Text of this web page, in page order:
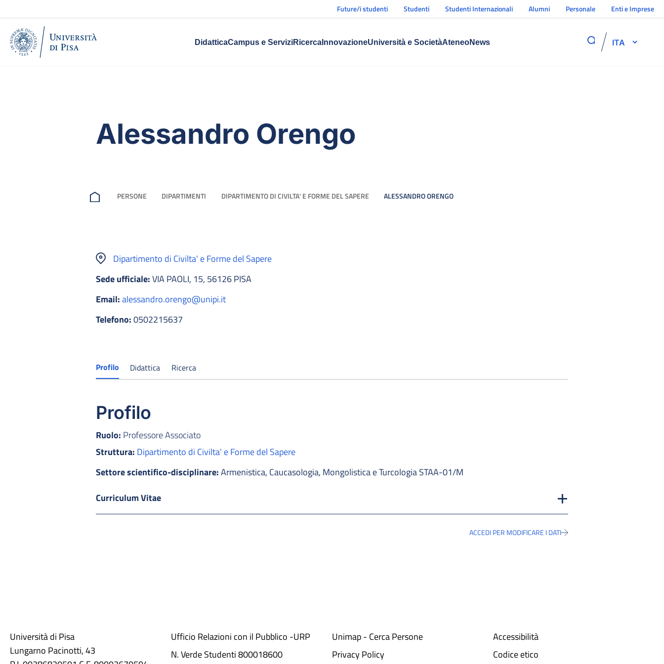
Future/i studenti Studenti Studenti Internazionali Alumni Personale Enti e Imprese
DidatticaCampus e ServiziRicercaInnovazioneUniversità e SocietàAteneoNews ITA
Alessandro Orengo
PERSONE DIPARTIMENTI DIPARTIMENTO DI CIVILTA' E FORME DEL SAPERE ALESSANDRO ORENGO
Dipartimento di Civilta' e Forme del Sapere
Sede ufficiale:VIA PAOLI, 15, 56126 PISA
Email:alessandro.orengo@unipi.it
Telefono:0502215637
Profilo Didattica Ricerca
Profilo
Ruolo: Professore Associato
Struttura: Dipartimento di Civilta' e Forme del Sapere
Settore scientifico-disciplinare:Armenistica, Caucasologia, Mongolistica e Turcologia STAA-01/M
Curriculum Vitae
ACCEDI PER MODIFICARE I DATI
Università di Pisa
Lungarno Pacinotti, 43
Ufficio Relazioni con il Pubblico -URP
N. Verde Studenti 800018600​
Unimap - Cerca Persone
Privacy Policy
Accessibilità
Codice etico